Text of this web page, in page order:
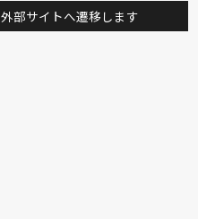
部サイトへ遷移します